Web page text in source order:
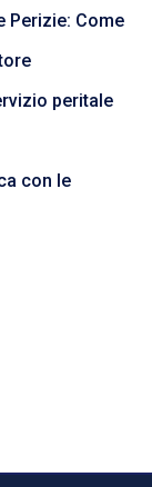
Perizie: Come
peritale
con le